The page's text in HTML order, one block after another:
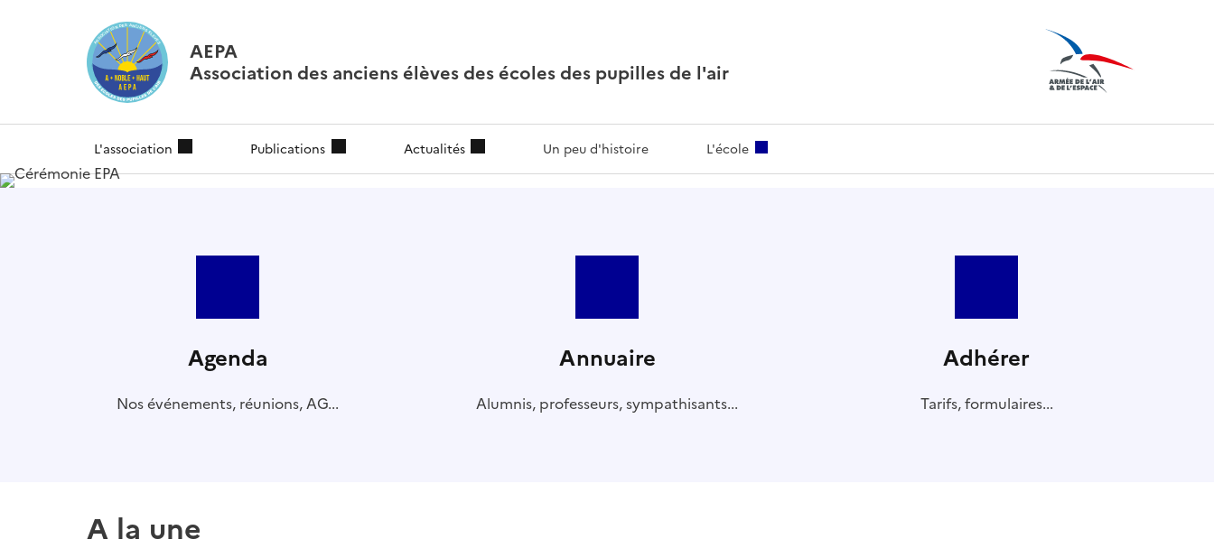
AEPA
Association des anciens élèves des écoles des pupilles de l'air
L'association Publications Actualités Un peu d'histoire L'école
Agenda
Nos événements, réunions, AG...
Annuaire
Alumnis, professeurs, sympathisants...
Adhérer
Tarifs, formulaires...
A la une